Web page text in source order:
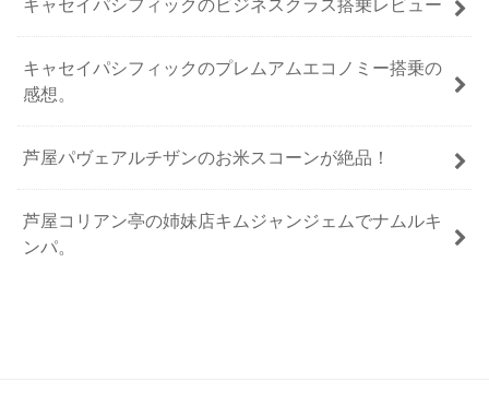
キャセイパシフィックのビジネスクラス搭乗レビュー
キャセイパシフィックのプレムアムエコノミー搭乗の
感想。
芦屋パヴェアルチザンのお米スコーンが絶品！
芦屋コリアン亭の姉妹店キムジャンジェムでナムルキ
ンパ。